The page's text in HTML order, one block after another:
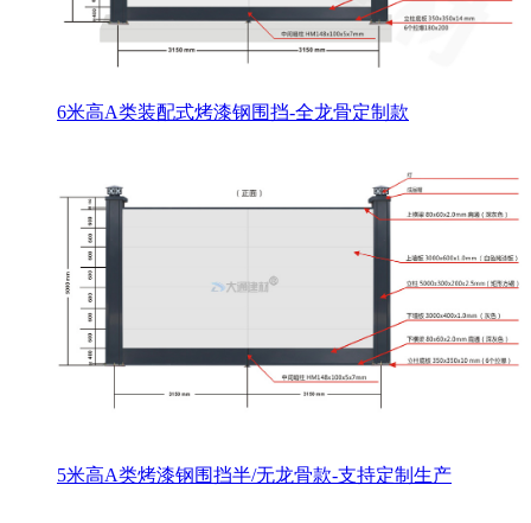
6米高A类装配式烤漆钢围挡-全龙骨定制款
5米高A类烤漆钢围挡半/无龙骨款-支持定制生产